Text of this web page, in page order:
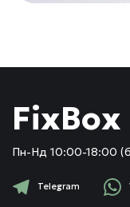
FixBox
Пн-Нд 10:00-18:00
Telegram